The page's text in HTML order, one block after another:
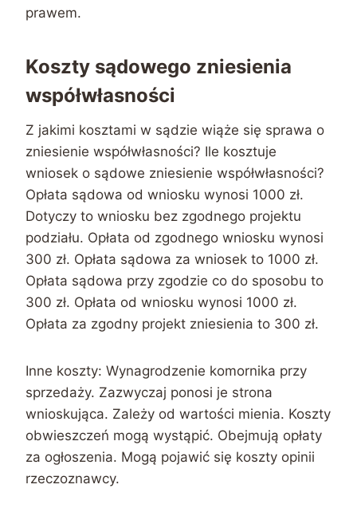
prawem.
Koszty sądowego zniesienia
współwłasności
Z jakimi kosztami w sądzie wiąże się sprawa o
zniesienie współwłasności? Ile kosztuje
wniosek o sądowe zniesienie współwłasności?
Opłata sądowa od wniosku wynosi 1000 zł.
Dotyczy to wniosku bez zgodnego projektu
podziału. Opłata od zgodnego wniosku wynosi
300 zł. Opłata sądowa za wniosek to 1000 zł.
Opłata sądowa przy zgodzie co do sposobu to
300 zł. Opłata od wniosku wynosi 1000 zł.
Opłata za zgodny projekt zniesienia to 300 zł.
Inne koszty: Wynagrodzenie komornika przy
sprzedaży. Zazwyczaj ponosi je strona
wnioskująca. Zależy od wartości mienia. Koszty
obwieszczeń mogą wystąpić. Obejmują opłaty
za ogłoszenia. Mogą pojawić się koszty opinii
rzeczoznawcy.